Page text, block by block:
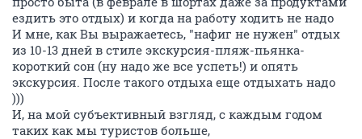
ездить это отдых) и когда на работу ходить не надо
И мне, как Вы выражаетесь, "нафиг не нужен" отдых
из 10-13 дней в стиле экскурсия-пляж-пьянка-
короткий сон (ну надо же все успеть!) и опять
экскурсия. После такого отдыха еще отдыхать надо
)))
И, на мой субъективный взгляд, с каждым годом
таких как мы туристов больше,